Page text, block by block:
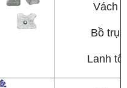
Vách
Bồ trụ
Lanh tô